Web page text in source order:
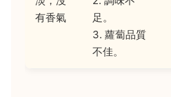
有香氣
足。
3. 蘿蔔品質
不佳。